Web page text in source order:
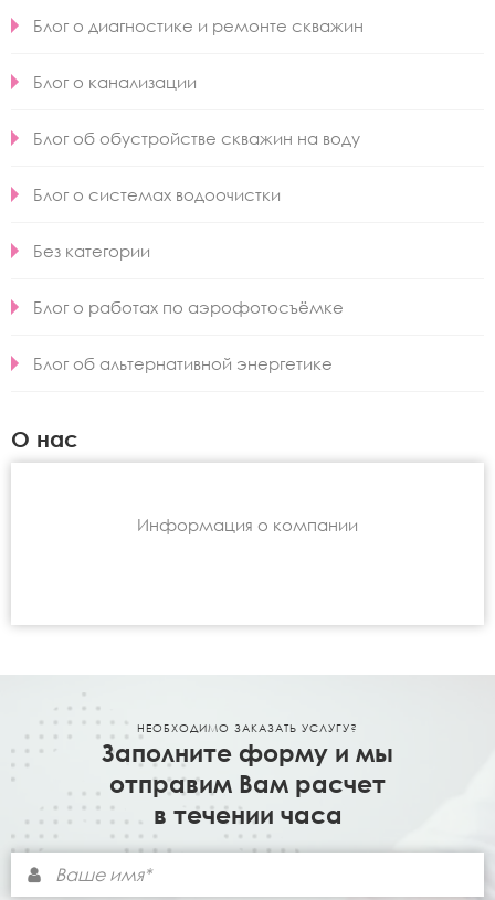
Блог о диагностике и ремонте скважин
Блог о канализации
Блог об обустройстве скважин на воду
Блог о системах водоочистки
Без категории
Блог о работах по аэрофотосъёмке
Блог об альтернативной энергетике
О нас
Информация о компании
НЕОБХОДИМО ЗАКАЗАТЬ УСЛУГУ?
Заполните форму и мы
отправим Вам расчет
в течении часа